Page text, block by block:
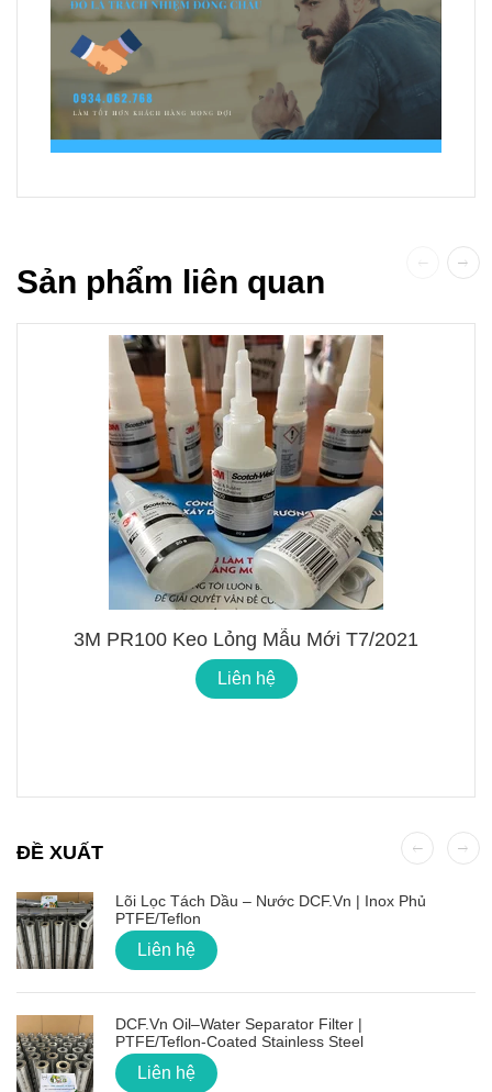
Sản phẩm liên quan
3M PR100 Keo Lỏng Mẫu Mới T7/2021
Liên hệ
ĐỀ XUẤT
Lõi Lọc Tách Dầu – Nước DCF.vn | Inox Phủ
PTFE/Teflon
Liên hệ
DCF.vn Oil–Water Separator Filter |
PTFE/Teflon‑Coated Stainless Steel
Liên hệ